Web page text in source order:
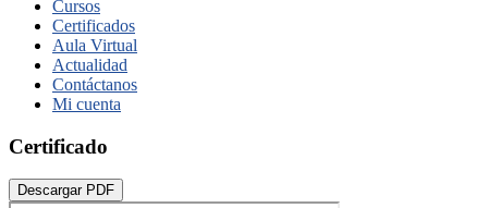
Cursos
Certificados
Aula Virtual
Actualidad
Contáctanos
Mi cuenta
Certificado
Descargar PDF